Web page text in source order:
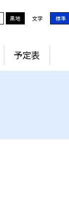
黒地 文字 標準
予定表